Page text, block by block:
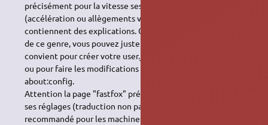
précisément pour la vitesse ses pages
(accélération ou allègements visuels?) et
contiennent des explications. Comme pour tous les fichiers
de ce genre, vous pouvez juste les lire et prendre ce qui vous
convient pour créer votre user.js ou modifier celui proposé,
ou pour faire les modifications manuellement dans la page
about:config.
Attention la page "fastfox" précise pour un bon nombre de
ses réglages (traduction non parfaite): "Ce qui suit n'est pas
recommandé pour les machines bas-de-gamme. (…) Pour la